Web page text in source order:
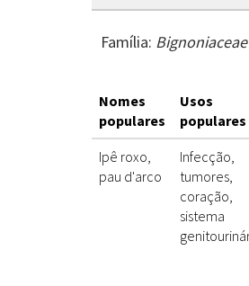
Família: Bignoniaceae
Nomes
populares
Usos
populares
Ipê roxo,
pau d'arco
Infecção,
tumores,
coração,
sistema